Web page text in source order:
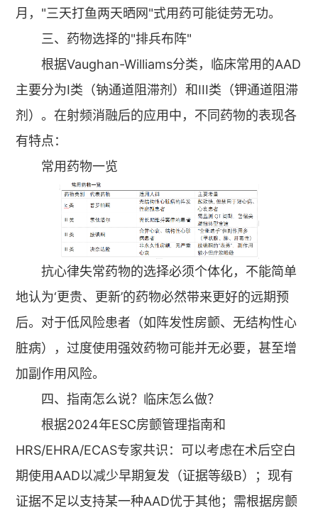
月，"三天打鱼两天晒网"式用药可能徒劳无功。
三、药物选择的"排兵布阵"
根据Vaughan-Williams分类，临床常用的AAD
主要分为I类（钠通道阻滞剂）和III类（钾通道阻滞
剂）。在射频消融后的应用中，不同药物的表现各
有特点：
常用药物一览
抗心律失常药物的选择必须个体化，不能简单
地认为‘更贵、更新’的药物必然带来更好的远期预
后。对于低风险患者（如阵发性房颤、无结构性心
脏病），过度使用强效药物可能并无必要，甚至增
加副作用风险。
四、指南怎么说？临床怎么做？
根据2024年ESC房颤管理指南和
HRS/EHRA/ECAS专家共识：可以考虑在术后空白
期使用AAD以减少早期复发（证据等级B）；现有
证据不足以支持某一种AAD优于其他；需根据房颤